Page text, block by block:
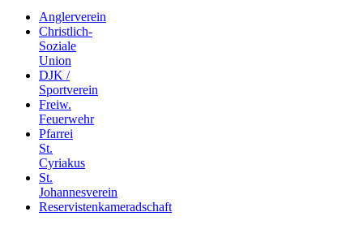
Anglerverein
Christlich-
Soziale
Union
DJK /
Sportverein
Freiw.
Feuerwehr
Pfarrei
St.
Cyriakus
St.
Johannesverein
Reservistenkameradschaft